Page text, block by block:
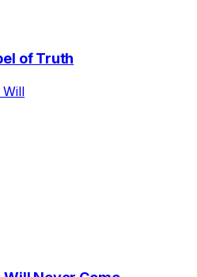
of Truth